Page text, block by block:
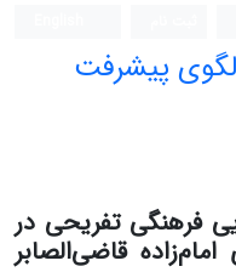
پیشرفت
فرهنگی تفریحی در
قاضی‌الصابر